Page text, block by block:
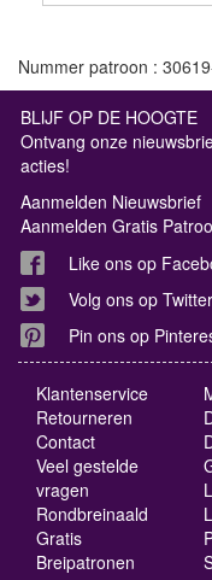
Nummer patroon :
BLIJF OP DE HOOGTE
Ontvang onze
acties!
Aanmelden Nieuwsbrief
Aanmelden Gratis
Like ons op
Volg ons op Twitter
Pin ons op
Klantenservice
Retourneren
Contact
Veel gestelde
vragen
Rondbreinaald
Gratis
Breipatronen